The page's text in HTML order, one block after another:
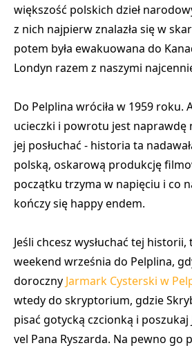
większość polskich dzieł
z nich najpierw znalazła się w
potem była ewakuowana do
Londyn razem z naszymi
Do Pelplina wróciła w 1959 roku.
ucieczki i powrotu jest naprawdę
jej posłuchać - historia ta
polską, oskarową produkcję
początku trzyma w napięciu i co
kończy się happy endem.
Jeśli chcesz wysłuchać tej
weekend września do Pelplina,
doroczny Jarmark Cysterski w
wtedy do skryptorium, gdzie
pisać gotycką czcionką i poszukaj
vel Pana Ryszarda. Na pewno go